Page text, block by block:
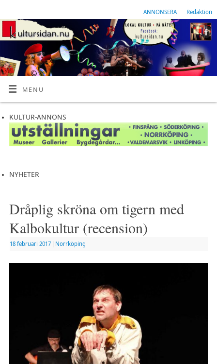
ANNONSERA Redaktion
MENU
KULTUR-ANNONS
NYHETER
Dråplig skröna om tigern med
Kalbokultur (recension)
18 februari 2017 Norrköping